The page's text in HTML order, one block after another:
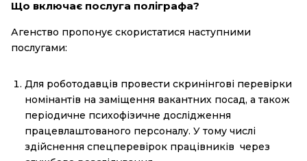
Що включає послуга поліграфа?
Агенство пропонує скористатися наступними
послугами:
Для роботодавців провести скринінгові перевірки
номінантів на заміщення вакантних посад, а також
періодичне психофізичне дослідження
працевлаштованого персоналу. У тому числі
здійснення спецперевірок працівників через